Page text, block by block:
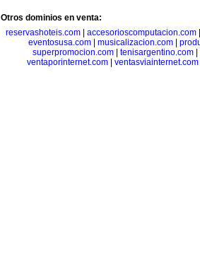
Otros dominios en venta:
reservashoteis.com| accesorioscomputacion.com
eventosusa.com| musicalizacion.com|
superpromocion.com
tenisargentino.com
ventaporinternet.com
ventasviainternet.com